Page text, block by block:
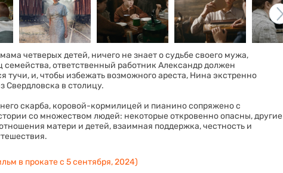
четверых детей, ничего не знает о судьбе своего мужа,
семейства, ответственный работник Александр должен
тучи, и, чтобы избежать возможного ареста, Нина экстренно
Свердловска в столицу.
скарба, коровой-кормилицей и пианино сопряжено с
со множеством людей: некоторые откровенно опасны, другие
матери и детей, взаимная поддержка, честность и
в прокате с 5 сентября, 2024)